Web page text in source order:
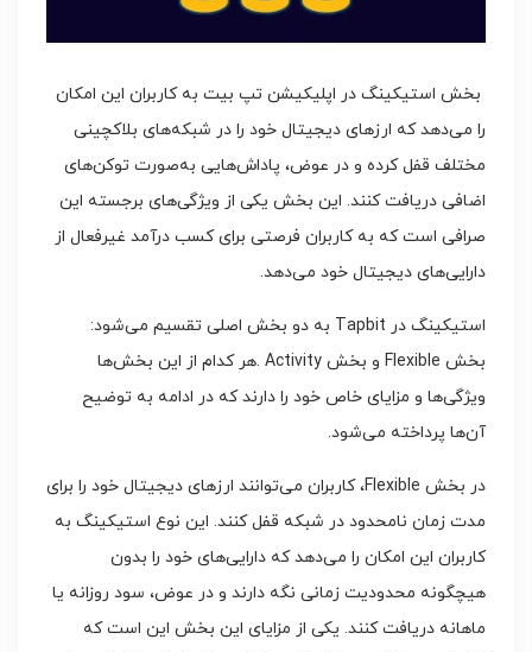
بخش استیکینگ در اپلیکیشن تپ بیت به کاربران این امکان
را می‌دهد که ارزهای دیجیتال خود را در شبکه‌های بلاکچینی
مختلف قفل کرده و در عوض، پاداش‌هایی به‌صورت توکن‌های
اضافی دریافت کنند. این بخش یکی از ویژگی‌های برجسته این
صرافی است که به کاربران فرصتی برای کسب درآمد غیرفعال از
دارایی‌های دیجیتال خود می‌دهد.
استیکینگ در Tapbit به دو بخش اصلی تقسیم می‌شود:
بخش Flexible و بخش Activity .هر کدام از این بخش‌ها
ویژگی‌ها و مزایای خاص خود را دارند که در ادامه به توضیح
آن‌ها پرداخته می‌شود.
در بخش Flexible، کاربران می‌توانند ارزهای دیجیتال خود را برای
مدت زمان نامحدود در شبکه قفل کنند. این نوع استیکینگ به
کاربران این امکان را می‌دهد که دارایی‌های خود را بدون
هیچگونه محدودیت زمانی نگه دارند و در عوض، سود روزانه یا
ماهانه دریافت کنند. یکی از مزایای این بخش این است که